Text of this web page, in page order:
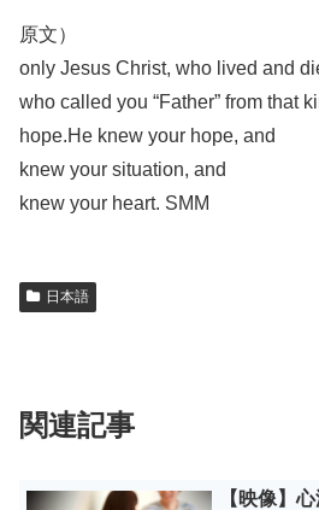
原文）
only Jesus Christ, who lived and
who called you “Father” from that
hope.He knew your hope, and
knew your situation, and
knew your heart. SMM
日本語
関連記事
【映像】